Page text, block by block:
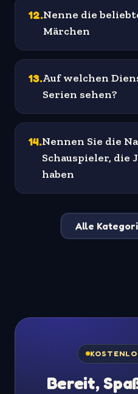
12.Nenne die
Märchen
13.Auf welchen
Serien sehen?
14.Nennen Sie die
Schauspieler, die
haben
Alle
Bereit,